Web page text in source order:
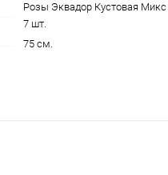
Розы Эквадор Кустовая Микс
7 шт.
75 см.